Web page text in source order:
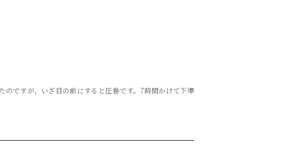
ですが、いざ目の前にすると圧巻です。7時間かけて下準